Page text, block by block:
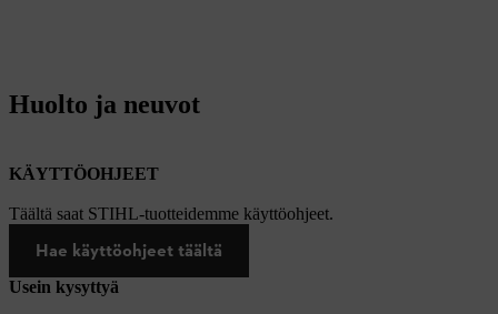
Huolto ja neuvot
KÄYTTÖOHJEET
Täältä saat STIHL-tuotteidemme käyttöohjeet.
Hae käyttöohjeet täältä
Usein kysyttyä